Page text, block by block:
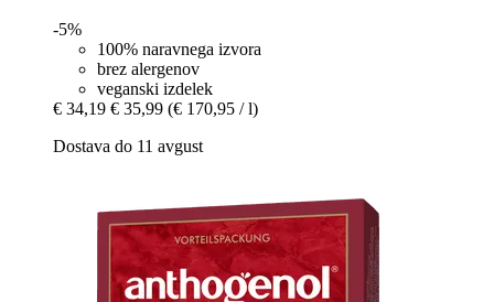
-5%
100% naravnega izvora
brez alergenov
veganski izdelek
€ 34,19 € 35,99 (€ 170,95 / l)
Dostava do 11 avgust